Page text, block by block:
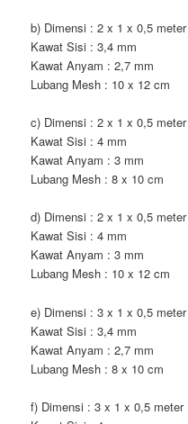
b) Dimensi : 2 x 1 x 0,5 meter
Kawat Sisi : 3,4 mm
Kawat Anyam : 2,7 mm
Lubang Mesh : 10 x 12 cm
c) Dimensi : 2 x 1 x 0,5 meter
Kawat Sisi : 4 mm
Kawat Anyam : 3 mm
Lubang Mesh : 8 x 10 cm
d) Dimensi : 2 x 1 x 0,5 meter
Kawat Sisi : 4 mm
Kawat Anyam : 3 mm
Lubang Mesh : 10 x 12 cm
e) Dimensi : 3 x 1 x 0,5 meter
Kawat Sisi : 3,4 mm
Kawat Anyam : 2,7 mm
Lubang Mesh : 8 x 10 cm
f) Dimensi : 3 x 1 x 0,5 meter